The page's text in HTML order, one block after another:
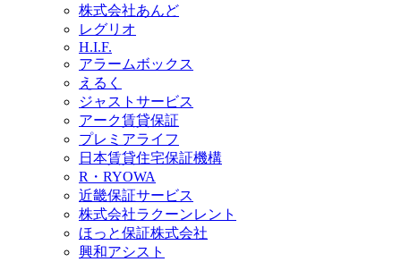
株式会社あんど
レグリオ
H.I.F.
アラームボックス
えるく
ジャストサービス
アーク賃貸保証
プレミアライフ
日本賃貸住宅保証機構
R・RYOWA
近畿保証サービス
株式会社ラクーンレント
ほっと保証株式会社
興和アシスト